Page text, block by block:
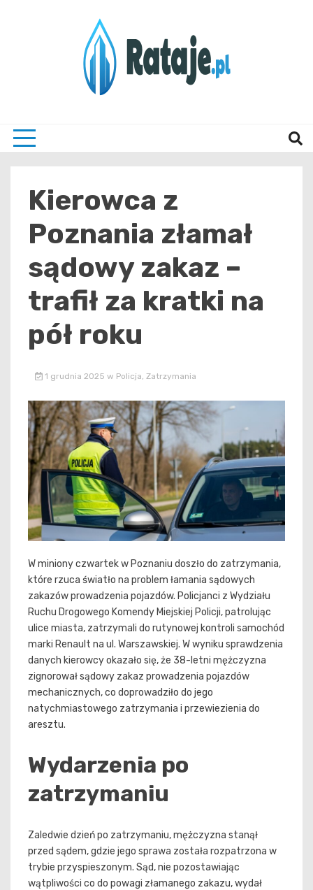
Kierowca z
Poznania złamał
sądowy zakaz –
trafił za kratki na
pół roku
1 grudnia 2025 w Policja, Zatrzymania
W miniony czwartek w Poznaniu doszło do zatrzymania,
które rzuca światło na problem łamania sądowych
zakazów prowadzenia pojazdów. Policjanci z Wydziału
Ruchu Drogowego Komendy Miejskiej Policji, patrolując
ulice miasta, zatrzymali do rutynowej kontroli samochód
marki Renault na ul. Warszawskiej. W wyniku sprawdzenia
danych kierowcy okazało się, że 38-letni mężczyzna
zignorował sądowy zakaz prowadzenia pojazdów
mechanicznych, co doprowadziło do jego
natychmiastowego zatrzymania i przewiezienia do
aresztu.
Wydarzenia po
zatrzymaniu
Zaledwie dzień po zatrzymaniu, mężczyzna stanął
przed sądem, gdzie jego sprawa została rozpatrzona w
trybie przyspieszonym. Sąd, nie pozostawiając
wątpliwości co do powagi złamanego zakazu, wydał